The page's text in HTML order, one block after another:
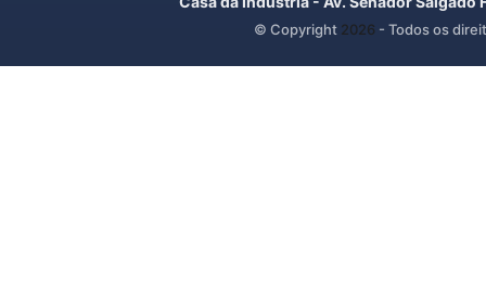
© Copyright 2026 - Todos os